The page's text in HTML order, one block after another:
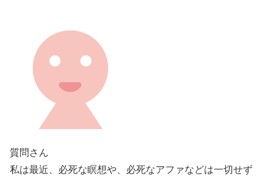
質問さん
私は最近、必死な瞑想や、必死なアファなどは一切せず